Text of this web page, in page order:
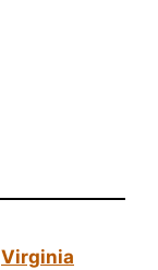
Virginia